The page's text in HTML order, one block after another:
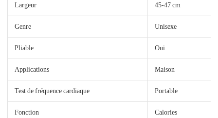
Largeur 45-47 cm
Genre Unisexe
Pliable Oui
Applications Maison
Test de fréquence cardiaque Portable
Fonction Calories